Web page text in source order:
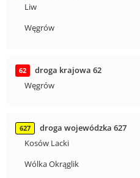
Liw
Węgrów
62
droga krajowa 62
Węgrów
627
droga wojewódzka 627
Kosów Lacki
Wólka Okrąglik